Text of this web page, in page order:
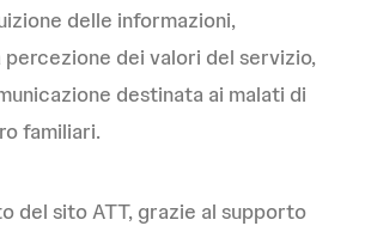
delle informazioni,
dei valori del servizio,
destinata ai malati di
familiari.
del sito ATT, grazie al supporto